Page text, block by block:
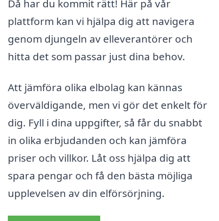
Då har du kommit rätt! Här på vår
plattform kan vi hjälpa dig att navigera
genom djungeln av elleverantörer och
hitta det som passar just dina behov.
Att jämföra olika elbolag kan kännas
överväldigande, men vi gör det enkelt för
dig. Fyll i dina uppgifter, så får du snabbt
in olika erbjudanden och kan jämföra
priser och villkor. Låt oss hjälpa dig att
spara pengar och få den bästa möjliga
upplevelsen av din elförsörjning.